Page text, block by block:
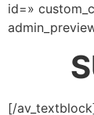
id=»
[/